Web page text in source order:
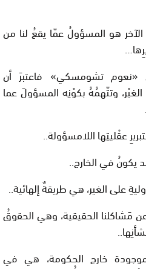
الآخر هو المسؤولُ عمّا يقعُ لنا من
«نعوم تشومسكي» فاعتبرَ أن
وتتّهمُهُ بكوْنِه المسؤولَ عما
عقْليتِها اللامسؤولة..
يكونُ في الخارج..
على الغير، هي طريقةٌ إلهائية..
مَشاكلنا الحقيقية، وهي الحقوقُ
خارج الحكومة، هي في